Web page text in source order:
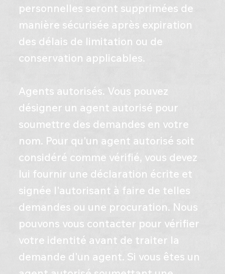
personnelles seront supprimées de
manière sécurisée après expiration
des délais de limitation ou de
conservation applicables.
Agents autorisés. Vous pouvez
désigner un agent autorisé pour
soumettre des demandes en votre
nom. Pour qu'un agent autorisé soit
considéré comme vérifié, vous devez
lui fournir une déclaration écrite et
signée l'autorisant à faire de telles
demandes ou une procuration. Nous
pouvons vous contacter pour vérifier
votre identité avant de traiter la
demande d'un agent. Si vous êtes un